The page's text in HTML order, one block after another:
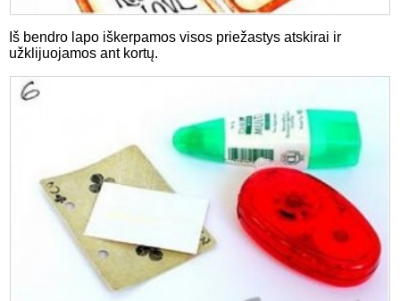
Iš bendro lapo iškerpamos visos priežastys atskirai ir
užklijuojamos ant kortų.